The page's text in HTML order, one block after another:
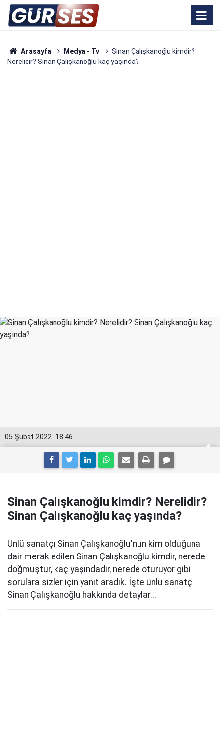
Anasayfa Medya - Tv
Sinan Çalışkanoğlu kimdir?
Nerelidir? Sinan Çalışkanoğlu kaç yaşında?
18:46
05 Şubat 2022
Sinan Çalışkanoğlu kimdir? Nerelidir?
Sinan Çalışkanoğlu kaç yaşında?
Ünlü sanatçı Sinan Çalışkanoğlu'nun kim olduğuna
dair merak edilen Sinan Çalışkanoğlu kimdir, nerede
doğmuştur, kaç yaşındadır, nerede oturuyor gibi
sorulara sizler için yanıt aradık. İşte ünlü sanatçı
Sinan Çalışkanoğlu hakkında detaylar...